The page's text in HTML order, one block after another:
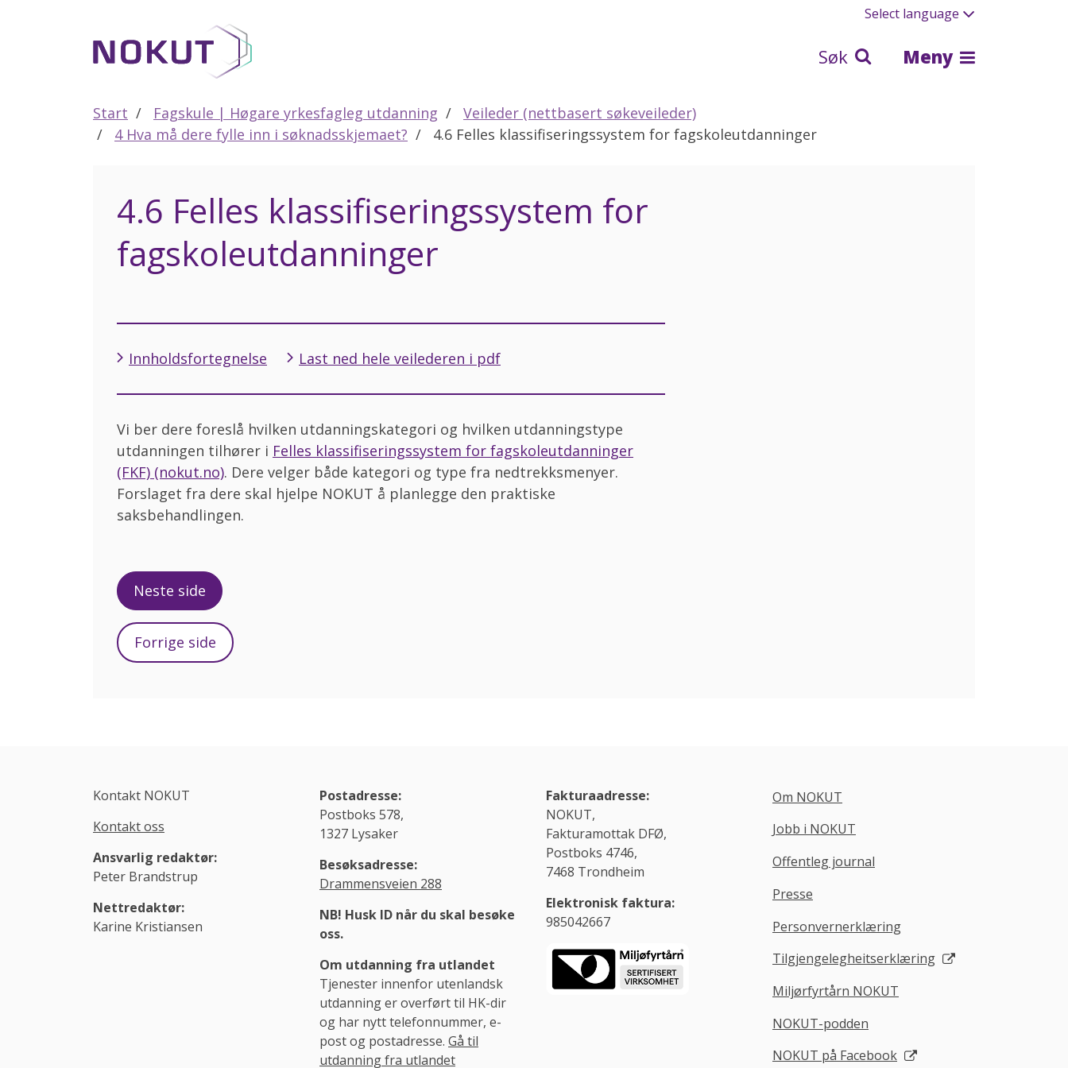
Select language
Søk Meny
Start Fagskule | Høgare yrkesfagleg utdanning
Veileder (nettbasert søkeveileder)
4 Hva må dere fylle inn i søknadsskjemaet?
4.6 Felles klassifiseringssystem for fagskoleutdanninger
4.6 Felles klassifiseringssystem for
fagskoleutdanninger
Innholdsfortegnelse Last ned hele veilederen i pdf
Vi ber dere foreslå hvilken utdanningskategori og hvilken utdanningstype
utdanningen tilhører i Felles klassifiseringssystem for fagskoleutdanninger
(FKF) (nokut.no). Dere velger både kategori og type fra nedtrekksmenyer.
Forslaget fra dere skal hjelpe NOKUT å planlegge den praktiske
saksbehandlingen.
Neste side
Forrige side
Kontakt NOKUT
Kontakt oss
Ansvarlig redaktør:
Peter Brandstrup
Nettredaktør:
Karine Kristiansen
Postadresse:
Postboks 578,
1327 Lysaker
Besøksadresse:
Drammensveien 288
NB! Husk ID når du skal besøke
oss.
Om utdanning fra utlandet
Tjenester innenfor utenlandsk
utdanning er overført til HK-dir
og har nytt telefonnummer, e-
post og postadresse. Gå til
utdanning fra utlandet
Fakturaadresse:
NOKUT,
Fakturamottak DFØ,
Postboks 4746,
7468 Trondheim
Elektronisk faktura:
985042667
Om NOKUT
Jobb i NOKUT
Offentleg journal
Presse
Personvernerklæring
Tilgjengelegheitserklæring
Miljørfyrtårn NOKUT
NOKUT-podden
NOKUT på Facebook